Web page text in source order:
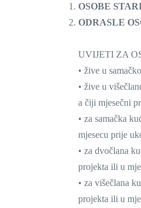
OSOBE
ODRASLE
UVIJETI ZA
• žive u
• žive u
a čiji mjesečni
• za samačka
mjesecu prije
• za dvočlana
projekta ili u
• za višečlana
projekta ili u